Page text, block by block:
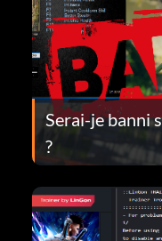
Serai-je banni
?